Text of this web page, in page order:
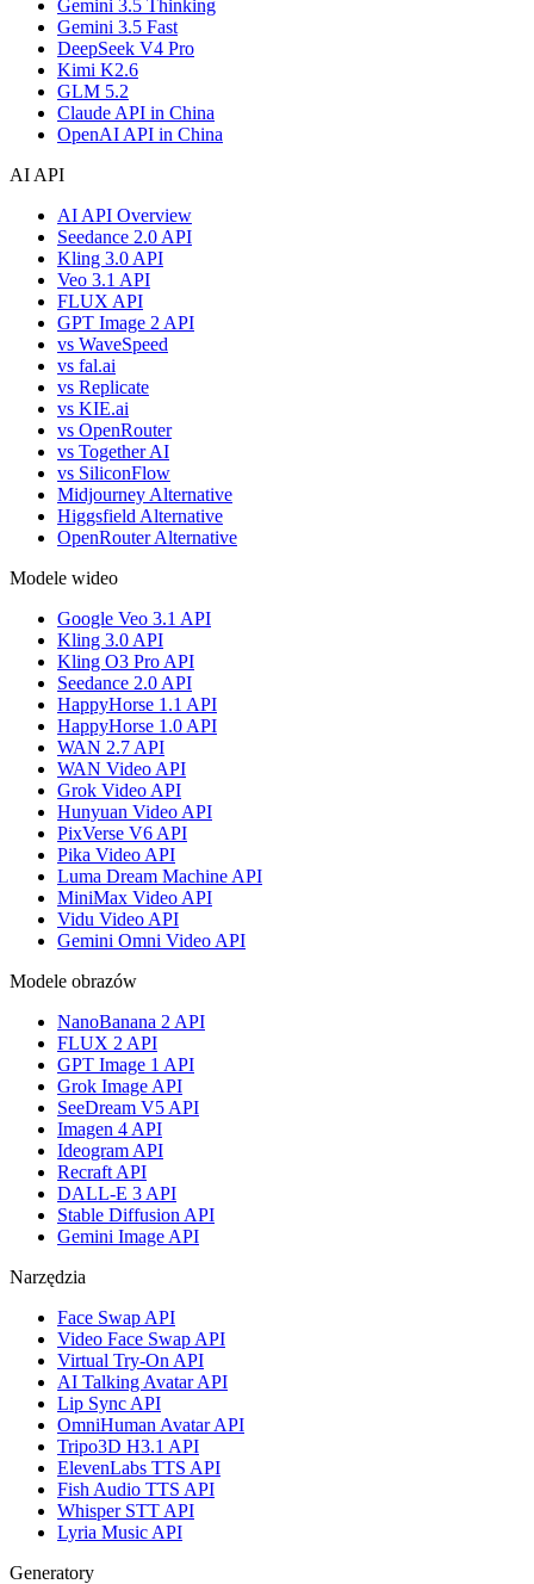
Gemini 3.5 Thinking
Gemini 3.5 Fast
DeepSeek V4 Pro
Kimi K2.6
GLM 5.2
Claude API in China
OpenAI API in China
AI API
AI API Overview
Seedance 2.0 API
Kling 3.0 API
Veo 3.1 API
FLUX API
GPT Image 2 API
vs WaveSpeed
vs fal.ai
vs Replicate
vs KIE.ai
vs OpenRouter
vs Together AI
vs SiliconFlow
Midjourney Alternative
Higgsfield Alternative
OpenRouter Alternative
Modele wideo
Google Veo 3.1 API
Kling 3.0 API
Kling O3 Pro API
Seedance 2.0 API
HappyHorse 1.1 API
HappyHorse 1.0 API
WAN 2.7 API
WAN Video API
Grok Video API
Hunyuan Video API
PixVerse V6 API
Pika Video API
Luma Dream Machine API
MiniMax Video API
Vidu Video API
Gemini Omni Video API
Modele obrazów
NanoBanana 2 API
FLUX 2 API
GPT Image 1 API
Grok Image API
SeeDream V5 API
Imagen 4 API
Ideogram API
Recraft API
DALL-E 3 API
Stable Diffusion API
Gemini Image API
Narzędzia
Face Swap API
Video Face Swap API
Virtual Try-On API
AI Talking Avatar API
Lip Sync API
OmniHuman Avatar API
Tripo3D H3.1 API
ElevenLabs TTS API
Fish Audio TTS API
Whisper STT API
Lyria Music API
Generatory